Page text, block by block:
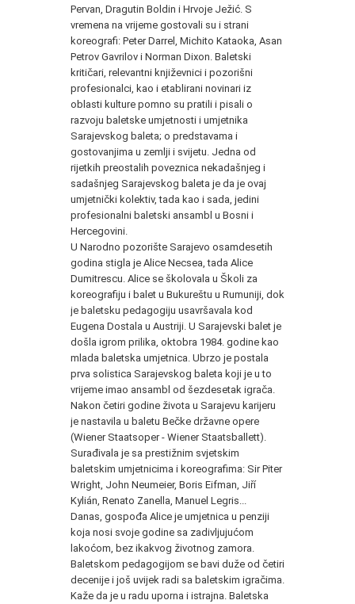
Pervan, Dragutin Boldin i Hrvoje Ježić. S
vremena na vrijeme gostovali su i strani
koreografi: Peter Darrel, Michito Kataoka, Asan
Petrov Gavrilov i Norman Dixon. Baletski
kritičari, relevantni književnici i pozorišni
profesionalci, kao i etablirani novinari iz
oblasti kulture pomno su pratili i pisali o
razvoju baletske umjetnosti i umjetnika
Sarajevskog baleta; o predstavama i
gostovanjima u zemlji i svijetu. Jedna od
rijetkih preostalih poveznica nekadašnjeg i
sadašnjeg Sarajevskog baleta je da je ovaj
umjetnički kolektiv, tada kao i sada, jedini
profesionalni baletski ansambl u Bosni i
Hercegovini.
U Narodno pozorište Sarajevo osamdesetih
godina stigla je Alice Necsea, tada Alice
Dumitrescu. Alice se školovala u Školi za
koreografiju i balet u Bukureštu u Rumuniji, dok
je baletsku pedagogiju usavršavala kod
Eugena Dostala u Austriji. U Sarajevski balet je
došla igrom prilika, oktobra 1984. godine kao
mlada baletska umjetnica. Ubrzo je postala
prva solistica Sarajevskog baleta koji je u to
vrijeme imao ansambl od šezdesetak igrača.
Nakon četiri godine života u Sarajevu karijeru
je nastavila u baletu Bečke državne opere
(Wiener Staatsoper - Wiener Staatsballett).
Surađivala je sa prestižnim svjetskim
baletskim umjetnicima i koreografima: Sir Piter
Wright, John Neumeier, Boris Eifman, Jiří
Kylián, Renato Zanella, Manuel Legris...
Danas, gospođa Alice je umjetnica u penziji
koja nosi svoje godine sa zadivljujućom
lakoćom, bez ikakvog životnog zamora.
Baletskom pedagogijom se bavi duže od četiri
decenije i još uvijek radi sa baletskim igračima.
Kaže da je u radu uporna i istrajna. Baletska